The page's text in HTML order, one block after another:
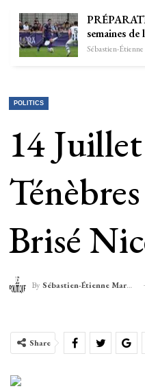
semaines
POLITICS
14
Brisé
By Sébastien-Étienne Marechal
Share